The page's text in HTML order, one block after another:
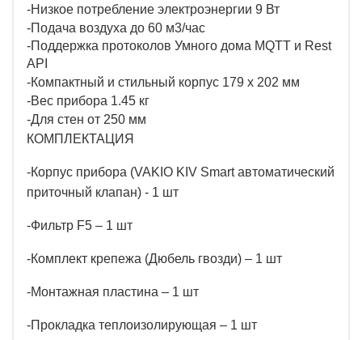
-Низкое потребление электроэнергии 9 Вт
-Подача воздуха до 60 м3/час
-Поддержка протоколов Умного дома MQTT и Rest
API
-Компактный и стильный корпус 179 х 202 мм
-Вес прибора 1.45 кг
-Для стен от 250 мм
КОМПЛЕКТАЦИЯ
-Корпус прибора (VAKIO KIV Smart автоматический
приточный клапан) - 1 шт
-Фильтр F5 – 1 шт
-Комплект крепежа (Дюбель гвозди) – 1 шт
-Монтажная пластина – 1 шт
-Прокладка теплоизолирующая – 1 шт